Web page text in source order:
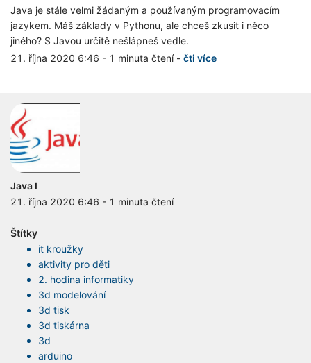
Java je stále velmi žádaným a používaným programovacím
jazykem. Máš základy v Pythonu, ale chceš zkusit i něco
jiného? S Javou určitě nešlápneš vedle.
21. října 2020 6:46 - 1 minuta čtení- čti více
Java I
21. října 2020 6:46 - 1 minuta čtení
Štítky
it kroužky
aktivity pro děti
2. hodina informatiky
3d modelování
3d tisk
3d tiskárna
3d
arduino